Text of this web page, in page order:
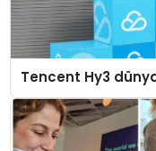
Tencent Hy3